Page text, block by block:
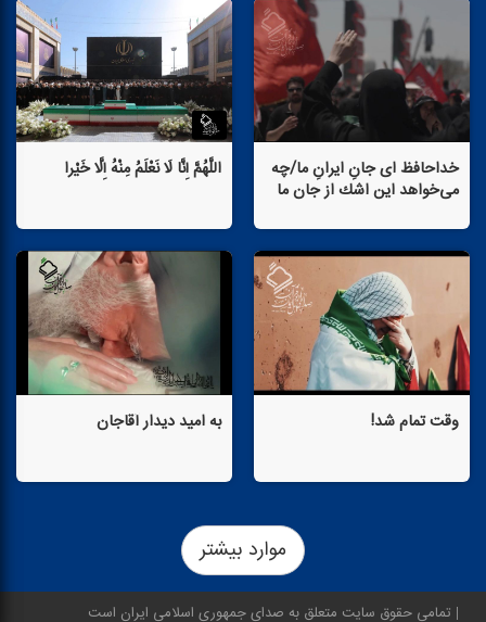
خداحافظ ای جانِ ایرانِ ما/چه
می‌خواهد این اشك از جان ما
اللَّهُمَّ إِنَّا لَا نَعْلَمُ مِنْهُ إِلَّا خَیْرا
وقت تمام شد! به امید دیدار آقاجان
موارد بیشتر
تمامی حقوق سایت متعلق به صدای جمهوری اسلامی ایران است